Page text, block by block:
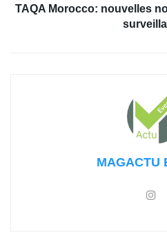
TAQA Morocco: nouvelles
MAGACTU